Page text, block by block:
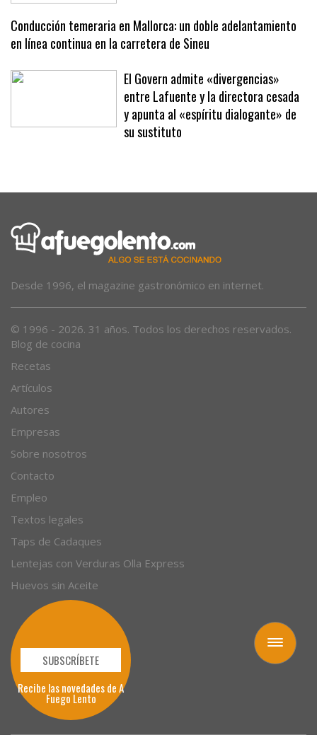
Toggle
navigation
Conducción temeraria en Mallorca: un doble adelantamiento
en línea continua en la carretera de Sineu
El Govern admite «divergencias»
entre Lafuente y la directora cesada
y apunta al «espíritu dialogante» de
su sustituto
Desde 1996, el magazine gastronómico en internet.
© 1996 - 2026. 31 años. Todos los derechos reservados.
Blog de cocina
Recetas
Artículos
Autores
Empresas
Sobre nosotros
Contacto
Empleo
Textos legales
Taps de Cadaques
Lentejas con Verduras Olla Express
Huevos sin Aceite
SUBSCRÍBETE
Recibe las novedades de A
Fuego Lento